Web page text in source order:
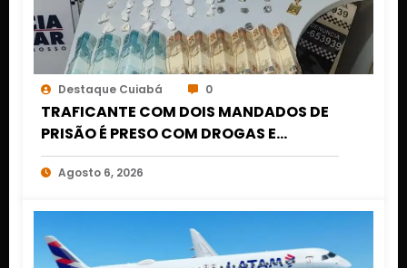
Destaque Cuiabá 0
TRAFICANTE COM DOIS MANDADOS DE
PRISÃO É PRESO COM DROGAS E
DINHEIRO NO 1º DE MARÇO EM CUIABÁ
Agosto 6, 2026